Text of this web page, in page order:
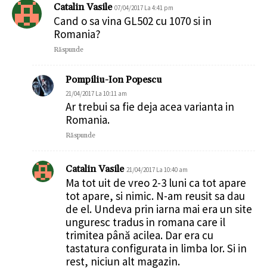
Catalin Vasile 07/04/2017 La 4:41 pm
Cand o sa vina GL502 cu 1070 si in
Romania?
Răspunde
Pompiliu-Ion Popescu
21/04/2017 La 10:11 am
Ar trebui sa fie deja acea varianta in
Romania.
Răspunde
Catalin Vasile 21/04/2017 La 10:40 am
Ma tot uit de vreo 2-3 luni ca tot apare
tot apare, si nimic. N-am reusit sa dau
de el. Undeva prin iarna mai era un site
unguresc tradus in romana care il
trimitea până acilea. Dar era cu
tastatura configurata in limba lor. Si in
rest, niciun alt magazin.